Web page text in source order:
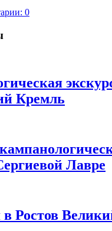
0
Кремль
Лавре
в Ростов